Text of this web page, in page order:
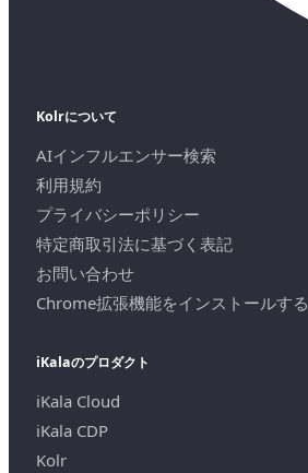
Kolrについて
AIインフルエンサー検索
利用規約
プライバシーポリシー
特定商取引法に基づく表記
お問い合わせ
Chrome拡張機能をインストールする
iKalaのプロダクト
iKala Cloud
iKala CDP
Kolr